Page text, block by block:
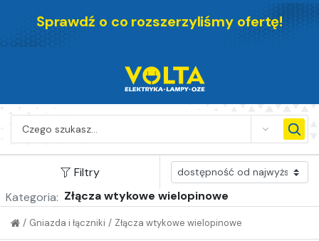
Sprawdź o co rozszerzyliśmy ofertę!
SEARCH
Filtry
Kategoria: Złącza wtykowe wielopinowe
Złącza wtykowe wielopinowe
/
Gniazda i łączniki
/